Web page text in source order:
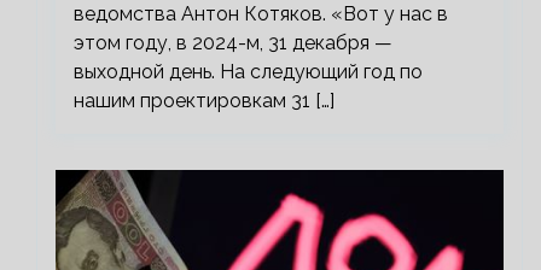
ведомства Антон Котяков. «Вот у нас в
этом году, в 2024-м, 31 декабря —
выходной день. На следующий год по
нашим проектировкам 31 […]